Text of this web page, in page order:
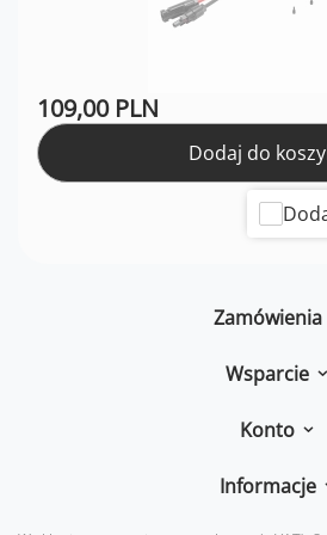
109,00 PLN
Dodaj do
Zamówienia
Wsparcie
Konto
Informacje